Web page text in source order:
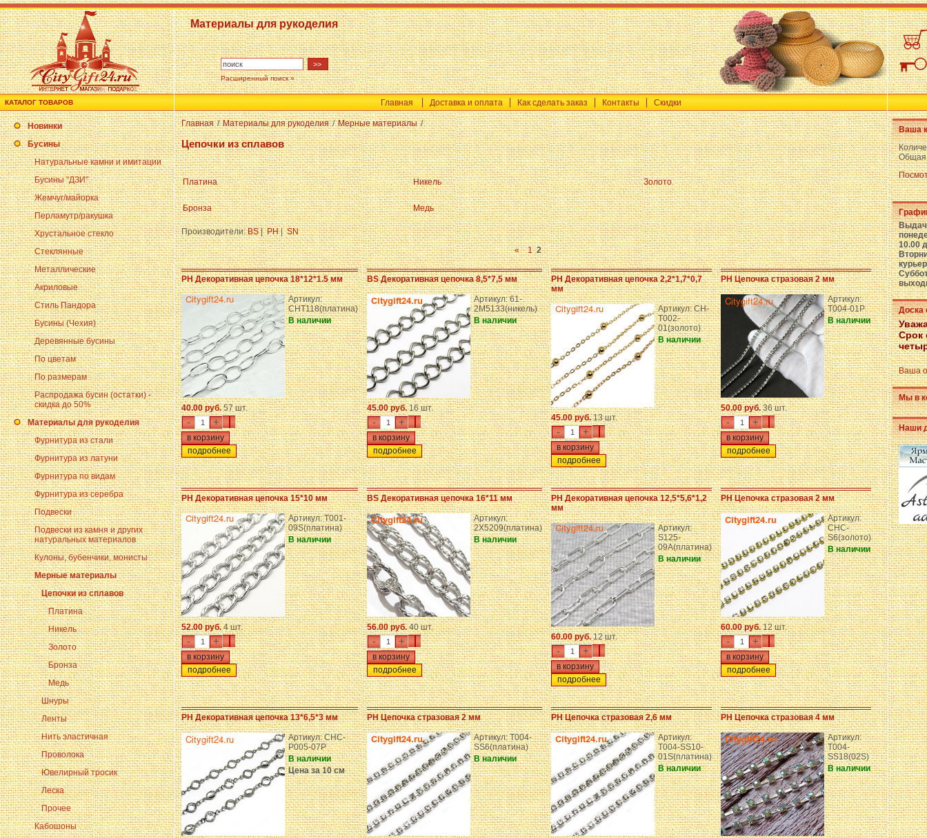
Материалы для рукоделия
Расширенный поиск »
КАТАЛОГ ТОВАРОВ Главная Доставка и оплата Как сделать заказ Контакты Скидки
Новинки
Бусины
Натуральные камни и имитации
Бусины "ДЗИ"
Жемчуг/майорка
Перламутр/ракушка
Хрустальное стекло
Стеклянные
Металлические
Акриловые
Стиль Пандора
Бусины (Чехия)
Деревянные бусины
По цветам
По размерам
Распродажа бусин (остатки) -
скидка до 50%
Материалы для рукоделия
Фурнитура из стали
Фурнитура из латуни
Фурнитура по видам
Фурнитура из серебра
Подвески
Подвески из камня и других
натуральных материалов
Кулоны, бубенчики, монисты
Мерные материалы
Цепочки из сплавов
Платина
Никель
Золото
Бронза
Медь
Шнуры
Ленты
Нить эластичная
Проволока
Ювелирный тросик
Леска
Прочее
Кабошоны
Главная / Материалы для рукоделия / Мерные материалы /
Цепочки из сплавов
Платина Никель Золото
Бронза Медь
Производители:BS| PH| SN
«
1 2
PH Декоративная цепочка 18*12*1.5 мм
Артикул:
CHT118(платина)
В наличии
40.00 руб.57 шт.
- +
подробнее
BS Декоративная цепочка 8,5*7,5 мм
Артикул: 61-
2M5133(никель)
В наличии
45.00 руб.16 шт.
- +
подробнее
PH Декоративная цепочка 2,2*1,7*0,7
мм
Артикул: CH-
T002-
01(золото)
В наличии
45.00 руб.13 шт.
- +
подробнее
PH Цепочка стразовая 2 мм
Артикул:
T004-01P
В наличии
50.00 руб.36 шт.
- +
подробнее
PH Декоративная цепочка 15*10 мм
Артикул: T001-
09S(платина)
В наличии
52.00 руб.4 шт.
- +
подробнее
BS Декоративная цепочка 16*11 мм
Артикул:
2X5209(платина)
В наличии
56.00 руб.40 шт.
- +
подробнее
PH Декоративная цепочка 12,5*5,6*1,2
мм
Артикул:
S125-
09A(платина)
В наличии
60.00 руб.12 шт.
- +
подробнее
PH Цепочка стразовая 2 мм
Артикул:
CHC-
S6(золото)
В наличии
60.00 руб.12 шт.
- +
подробнее
PH Декоративная цепочка 13*6,5*3 мм
Артикул: CHC-
P005-07P
В наличии
Цена за 10 см
PH Цепочка стразовая 2 мм
Артикул: T004-
SS6(платина)
В наличии
PH Цепочка стразовая 2,6 мм
Артикул:
T004-SS10-
01S(платина)
В наличии
PH Цепочка стразовая 4 мм
Артикул:
T004-
SS18(02S)
В наличии
Ваша
Общая
10.00
Доска
Срок
Ваша
Мы в
Наши